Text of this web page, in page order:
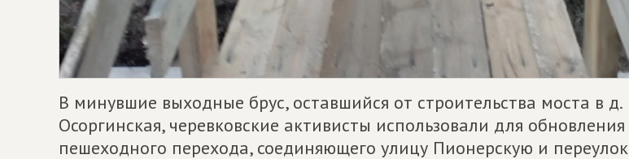
В минувшие выходные брус, оставшийся от строительства моста в д.
Осоргинская, черевковские активисты использовали для обновления
пешеходного перехода, соединяющего улицу Пионерскую и переулок